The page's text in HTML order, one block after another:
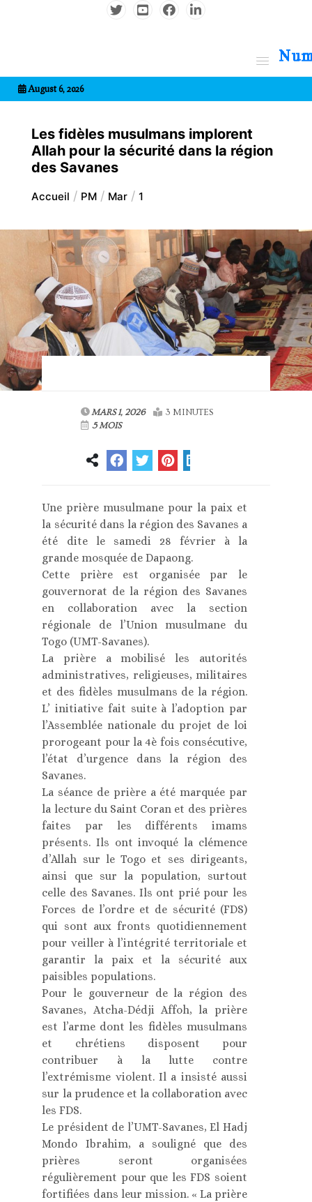
August 6, 2026
Les fidèles musulmans implorent
Allah pour la sécurité dans la région
des Savanes
Accueil PM Mar 1
MARS 1, 2026
3 MINUTES
5 MOIS
Une prière musulmane pour la paix et
la sécurité dans la région des Savanes a
été dite le samedi 28 février à la
grande mosquée de Dapaong.
Cette prière est organisée par le
gouvernorat de la région des Savanes
en collaboration avec la section
régionale de l’Union musulmane du
Togo (UMT-Savanes).
La prière a mobilisé les autorités
administratives, religieuses, militaires
et des fidèles musulmans de la région.
L’ initiative fait suite à l’adoption par
l’Assemblée nationale du projet de loi
prorogeant pour la 4è fois consécutive,
l’état d’urgence dans la région des
Savanes.
La séance de prière a été marquée par
la lecture du Saint Coran et des prières
faites par les différents imams
présents. Ils ont invoqué la clémence
d’Allah sur le Togo et ses dirigeants,
ainsi que sur la population, surtout
celle des Savanes. Ils ont prié pour les
Forces de l’ordre et de sécurité (FDS)
qui sont aux fronts quotidiennement
pour veiller à l’intégrité territoriale et
garantir la paix et la sécurité aux
paisibles populations.
Pour le gouverneur de la région des
Savanes, Atcha-Dédji Affoh, la prière
est l’arme dont les fidèles musulmans
et chrétiens disposent pour
contribuer à la lutte contre
l’extrémisme violent. Il a insisté aussi
sur la prudence et la collaboration avec
les FDS.
Le président de l’UMT-Savanes, El Hadj
Mondo Ibrahim, a souligné que des
prières seront organisées
régulièrement pour que les FDS soient
fortifiées dans leur mission. « La prière